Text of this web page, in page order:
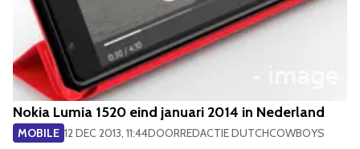
Nokia Lumia 1520 eind januari 2014 in Nederland
MOBILE 12 DEC 2013, 11:44DOORREDACTIE DUTCHCOWBOYS